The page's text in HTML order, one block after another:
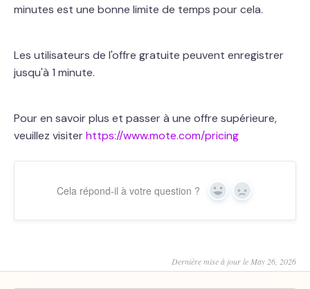
minutes est une bonne limite de temps pour cela.
Les utilisateurs de l'offre gratuite peuvent enregistrer
jusqu'à 1 minute.
Pour en savoir plus et passer à une offre supérieure,
veuillez visiterhttps://www.mote.com/pricing
Cela répond-il à votre question ? Yes No
Dernière mise à jour le May 26, 2026